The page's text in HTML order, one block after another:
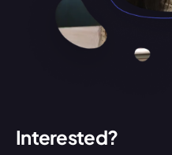
Interested?